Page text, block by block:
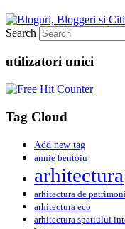
Search
utilizatori unici
Tag Cloud
Add new tag
annie bentoiu
arhitectura
arhitectura de
arhitectura eco
arhitectura spatiului